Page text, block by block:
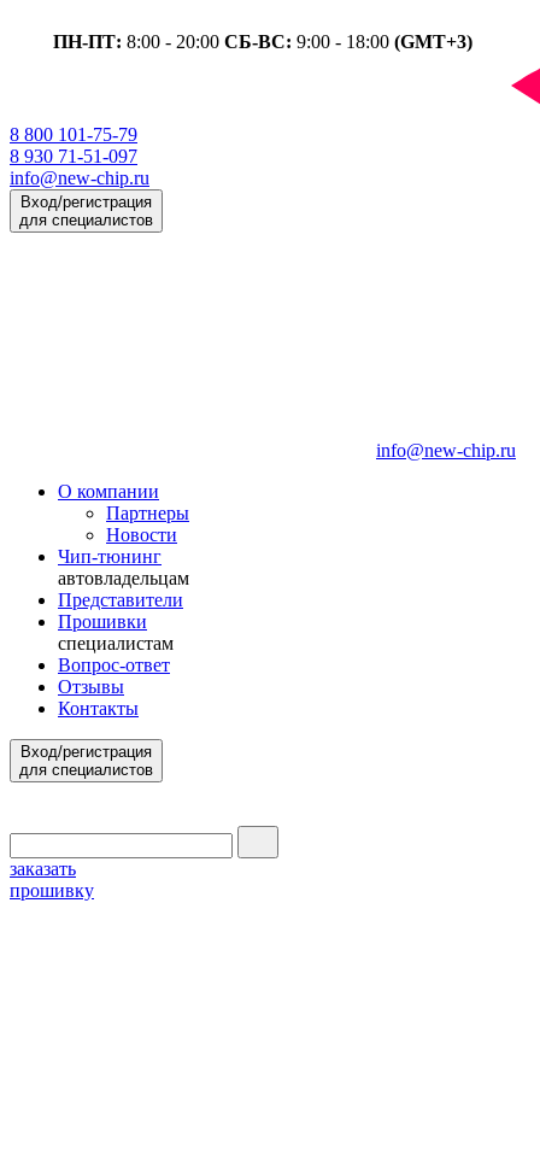
ПН-ПТ: 8:00 - 20:00 СБ-ВС: 9:00 - 18:00 (GMT+3)
8 800 101-75-79
8 930 71-51-097
info@new-chip.ru
Вход/регистрация
для специалистов
info@new-chip.ru
О компании
Партнеры
Новости
Чип-тюнинг
автовладельцам
Представители
Прошивки
специалистам
Вопрос-ответ
Отзывы
Контакты
Вход/регистрация
для специалистов
заказать
прошивку